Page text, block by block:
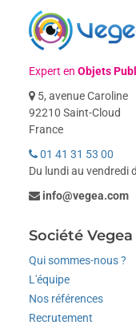
Expert enObjets
5, avenue Caroline
92210 Saint-Cloud
France
01 41 31 53 00
Du lundi au vendredi
info@vegea.com
Société Vegea
Qui sommes-nous ?
L'équipe
Nos références
Recrutement